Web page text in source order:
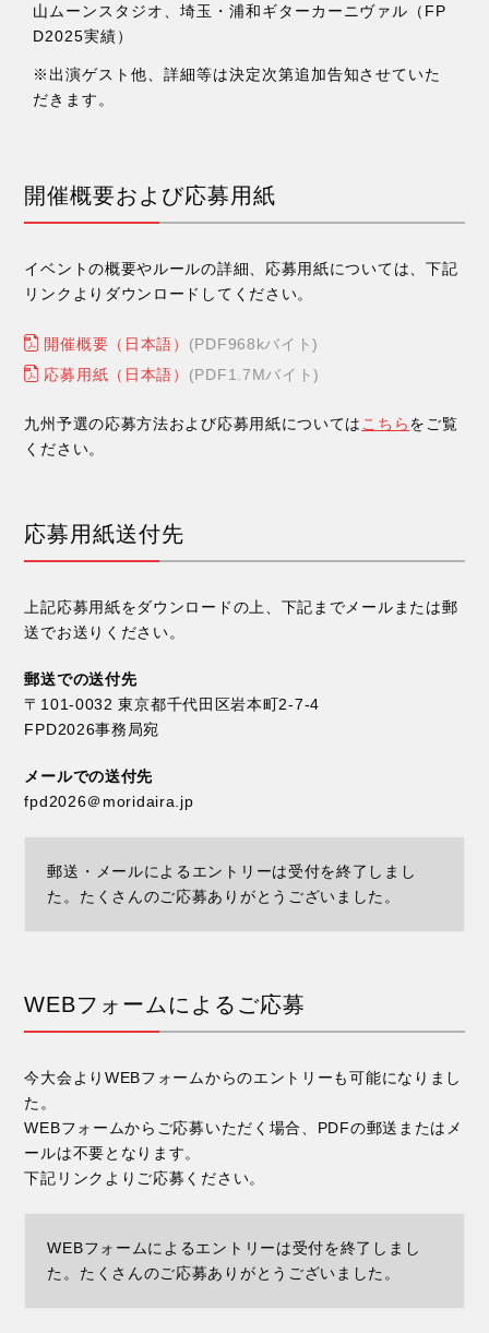
山ムーンスタジオ、埼玉・浦和ギターカーニヴァル（FP
D2025実績）
※出演ゲスト他、詳細等は決定次第追加告知させていた
だきます。
開催概要および応募用紙
イベントの概要やルールの詳細、応募用紙については、下記
リンクよりダウンロードしてください。
開催概要（日本語） (PDF968kバイト)
応募用紙（日本語） (PDF1.7Mバイト)
九州予選の応募方法および応募用紙についてはこちらをご覧
ください。
応募用紙送付先
上記応募用紙をダウンロードの上、下記までメールまたは郵
送でお送りください。
郵送での送付先
〒101-0032 東京都千代田区岩本町2-7-4
FPD2026事務局宛
メールでの送付先
fpd2026＠moridaira.jp
郵送・メールによるエントリーは受付を終了しまし
た。たくさんのご応募ありがとうございました。
WEBフォームによるご応募
今大会よりWEBフォームからのエントリーも可能になりまし
た。
WEBフォームからご応募いただく場合、PDFの郵送またはメ
ールは不要となります。
下記リンクよりご応募ください。
WEBフォームによるエントリーは受付を終了しまし
た。たくさんのご応募ありがとうございました。